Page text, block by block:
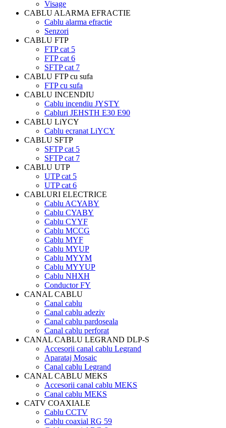
Visage
CABLU ALARMA EFRACTIE
Cablu alarma efractie
Senzori
CABLU FTP
FTP cat 5
FTP cat 6
SFTP cat 7
CABLU FTP cu sufa
FTP cu sufa
CABLU INCENDIU
Cablu incendiu JYSTY
Cabluri JEHSTH E30 E90
CABLU LiYCY
Cablu ecranat LiYCY
CABLU SFTP
SFTP cat 5
SFTP cat 7
CABLU UTP
UTP cat 5
UTP cat 6
CABLURI ELECTRICE
Cablu ACYABY
Cablu CYABY
Cablu CYYF
Cablu MCCG
Cablu MYF
Cablu MYUP
Cablu MYYM
Cablu MYYUP
Cablu NHXH
Conductor FY
CANAL CABLU
Canal cablu
Canal cablu adeziv
Canal cablu pardoseala
Canal cablu perforat
CANAL CABLU LEGRAND DLP-S
Accesorii canal cablu Legrand
Aparataj Mosaic
Canal cablu Legrand
CANAL CABLU MEKS
Accesorii canal cablu MEKS
Canal cablu MEKS
CATV COAXIALE
Cablu CCTV
Cablu coaxial RG 59